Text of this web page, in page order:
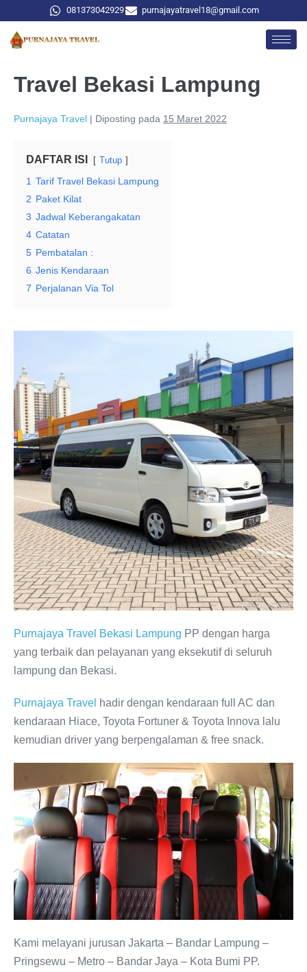
081373042929 purnajayatravel18@gmail.com
Travel Bekasi Lampung
Purnajaya Travel | Diposting pada 15 Maret 2022
DAFTAR ISI Tutup
1 Tarif Travel Bekasi Lampung
2 Paket Kilat
3 Jadwal Keberangakatan
4 Catatan
5 Pembatalan :
6 Jenis Kendaraan
7 Perjalanan Via Tol
Purnajaya Travel Bekasi Lampung PP dengan harga
yang terbaik dan pelayanan yang eksekutif di seluruh
lampung dan Bekasi.
Purnajaya Travel hadir dengan kendaraan full AC dan
kendaraan Hiace, Toyota Fortuner & Toyota Innova lalu
kemudian driver yang berpengalaman & free snack.
Kami melayani jurusan Jakarta – Bandar Lampung –
Pringsewu – Metro – Bandar Jaya – Kota Bumi PP.